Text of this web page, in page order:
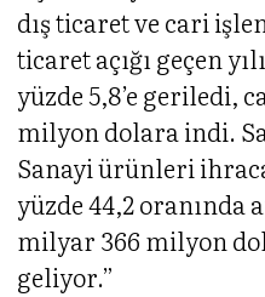
dış ticaret ve cari
ticaret açığı geçen
yüzde 5,8’e geriledi,
milyon dolara indi.
Sanayi ürünleri
yüzde 44,2 oranında
milyar 366 milyon
geliyor.”